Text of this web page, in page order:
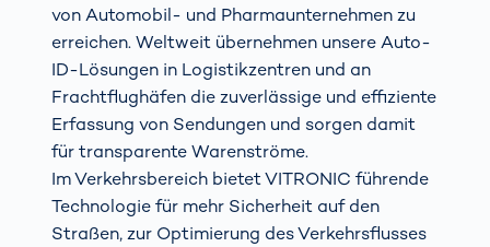
von Automobil- und Pharmaunternehmen zu
erreichen. Weltweit übernehmen unsere Auto-
ID-Lösungen in Logistikzentren und an
Frachtflughäfen die zuverlässige und effiziente
Erfassung von Sendungen und sorgen damit
für transparente Warenströme.
Im Verkehrsbereich bietet VITRONIC führende
Technologie für mehr Sicherheit auf den
Straßen, zur Optimierung des Verkehrsflusses